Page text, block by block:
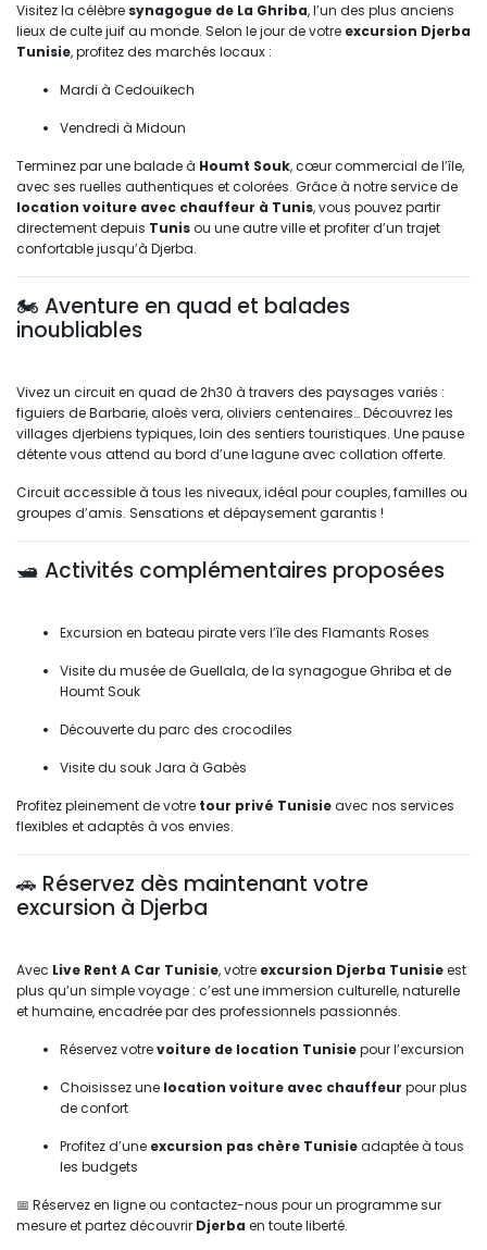
Visitez la célèbre synagogue de La Ghriba, l’un des plus anciens
lieux de culte juif au monde. Selon le jour de votre excursion Djerba
Tunisie, profitez des marchés locaux :
Mardi à Cedouikech
Vendredi à Midoun
Terminez par une balade à Houmt Souk, cœur commercial de l’île,
avec ses ruelles authentiques et colorées. Grâce à notre service de
location voiture avec chauffeur à Tunis, vous pouvez partir
directement depuis Tunisou une autre ville et profiter d’un trajet
confortable jusqu’à Djerba.
🏍️ Aventure en quad et balades
inoubliables
Vivez un circuit en quad de 2h30 à travers des paysages variés :
figuiers de Barbarie, aloès vera, oliviers centenaires… Découvrez les
villages djerbiens typiques, loin des sentiers touristiques. Une pause
détente vous attend au bord d’une lagune avec collation offerte.
Circuit accessible à tous les niveaux, idéal pour couples, familles ou
groupes d’amis. Sensations et dépaysement garantis !
🛥️ Activités complémentaires proposées
Excursion en bateau pirate vers l’île des Flamants Roses
Visite du musée de Guellala, de la synagogue Ghriba et de
Houmt Souk
Découverte du parc des crocodiles
Visite du souk Jara à Gabès
Profitez pleinement de votre tour privé Tunisieavec nos services
flexibles et adaptés à vos envies.
🚗 Réservez dès maintenant votre
excursion à Djerba
Avec Live Rent A Car Tunisie, votre excursion Djerba Tunisieest
plus qu’un simple voyage : c’est une immersion culturelle, naturelle
et humaine, encadrée par des professionnels passionnés.
Réservez votre voiture de location Tunisiepour l’excursion
Choisissez une location voiture avec chauffeur pour plus
de confort
Profitez d’une excursion pas chère Tunisieadaptée à tous
les budgets
📅 Réservez en ligne ou contactez-nous pour un programme sur
mesure et partez découvrir Djerba en toute liberté.